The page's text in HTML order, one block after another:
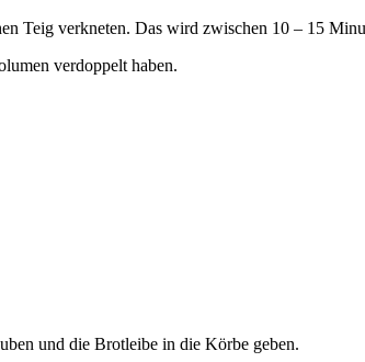
Teig verkneten. Das wird zwischen 10 – 15
verdoppelt haben.
und die Brotleibe in die Körbe geben.